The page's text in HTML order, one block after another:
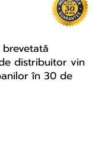
distribuitor vin
în 30 de